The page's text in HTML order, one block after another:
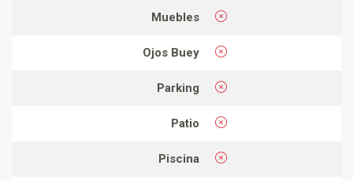
Muebles
Ojos Buey
Parking
Patio
Piscina